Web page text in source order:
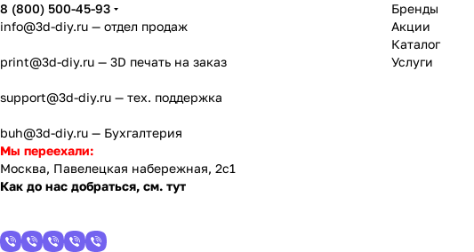
8 (800) 500-45-93
info@3d-diy.ru — отдел продаж
print@3d-diy.ru — 3D печать на заказ
support@3d-diy.ru — тех. поддержка
buh@3d-diy.ru — Бухгалтерия
Мы переехали:
Москва, Павелецкая набережная, 2с1
Как до нас добраться, см. тут
Бренды
Акции
Каталог
Услуги